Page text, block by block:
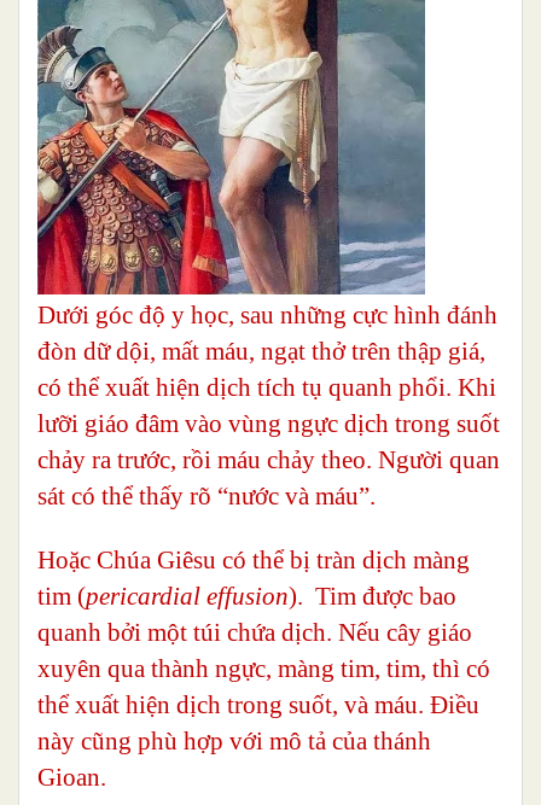
Dưới góc độ y học, sau những cực hình đánh
đòn dữ dội, mất máu, ngạt thở trên thập giá,
có thể xuất hiện dịch tích tụ quanh phổi. Khi
lưỡi giáo đâm vào vùng ngực dịch trong suốt
chảy ra trước, rồi máu chảy theo. Người quan
sát có thể thấy rõ “nước và máu”.
Hoặc Chúa Giêsu có thể bị tràn dịch màng
tim (pericardial effusion). Tim được bao
quanh bởi một túi chứa dịch. Nếu cây giáo
xuyên qua thành ngực, màng tim, tim, thì có
thể xuất hiện dịch trong suốt, và máu. Điều
này cũng phù hợp với mô tả của thánh
Gioan.